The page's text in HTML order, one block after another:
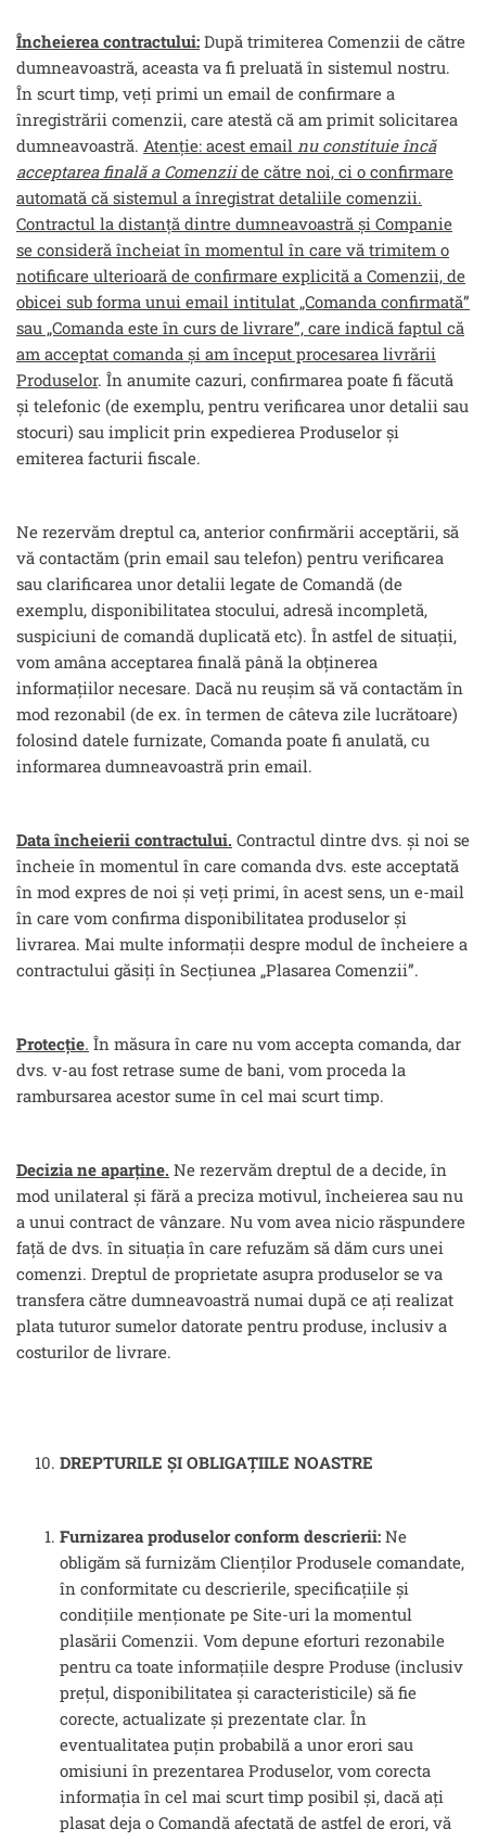
Încheierea contractului: După trimiterea Comenzii de către
dumneavoastră, aceasta va fi preluată în sistemul nostru.
În scurt timp, veți primi un email de confirmare a
înregistrării comenzii, care atestă că am primit solicitarea
dumneavoastră. Atenție: acest email nu constituie încă
acceptarea finală a Comenziide către noi, ci o confirmare
automată că sistemul a înregistrat detaliile comenzii.
Contractul la distanță dintre dumneavoastră și Companie
se consideră încheiat în momentul în care vă trimitem o
notificare ulterioară de confirmare explicită a Comenzii, de
obicei sub forma unui email intitulat „Comanda confirmată”
sau „Comanda este în curs de livrare”, care indică faptul că
am acceptat comanda și am început procesarea livrării
Produselor. În anumite cazuri, confirmarea poate fi făcută
și telefonic (de exemplu, pentru verificarea unor detalii sau
stocuri) sau implicit prin expedierea Produselor și
emiterea facturii fiscale.
Ne rezervăm dreptul ca, anterior confirmării acceptării, să
vă contactăm (prin email sau telefon) pentru verificarea
sau clarificarea unor detalii legate de Comandă (de
exemplu, disponibilitatea stocului, adresă incompletă,
suspiciuni de comandă duplicată etc). În astfel de situații,
vom amâna acceptarea finală până la obținerea
informațiilor necesare. Dacă nu reușim să vă contactăm în
mod rezonabil (de ex. în termen de câteva zile lucrătoare)
folosind datele furnizate, Comanda poate fi anulată, cu
informarea dumneavoastră prin email.
Data încheierii contractului. Contractul dintre dvs. și noi se
încheie în momentul în care comanda dvs. este acceptată
în mod expres de noi și veți primi, în acest sens, un e-mail
în care vom confirma disponibilitatea produselor și
livrarea. Mai multe informații despre modul de încheiere a
contractului găsiți în Secțiunea „Plasarea Comenzii”.
Protecție. În măsura în care nu vom accepta comanda, dar
dvs. v-au fost retrase sume de bani, vom proceda la
rambursarea acestor sume în cel mai scurt timp.
Decizia ne aparține. Ne rezervăm dreptul de a decide, în
mod unilateral și fără a preciza motivul, încheierea sau nu
a unui contract de vânzare. Nu vom avea nicio răspundere
față de dvs. în situația în care refuzăm să dăm curs unei
comenzi. Dreptul de proprietate asupra produselor se va
transfera către dumneavoastră numai după ce ați realizat
plata tuturor sumelor datorate pentru produse, inclusiv a
costurilor de livrare.
DREPTURILE ȘI OBLIGAȚIILE NOASTRE
Furnizarea produselor conform descrierii: Ne
obligăm să furnizăm Clienților Produsele comandate,
în conformitate cu descrierile, specificațiile și
condițiile menționate pe Site-uri la momentul
plasării Comenzii. Vom depune eforturi rezonabile
pentru ca toate informațiile despre Produse (inclusiv
prețul, disponibilitatea și caracteristicile) să fie
corecte, actualizate și prezentate clar. În
eventualitatea puțin probabilă a unor erori sau
omisiuni în prezentarea Produselor, vom corecta
informația în cel mai scurt timp posibil și, dacă ați
plasat deja o Comandă afectată de astfel de erori, vă